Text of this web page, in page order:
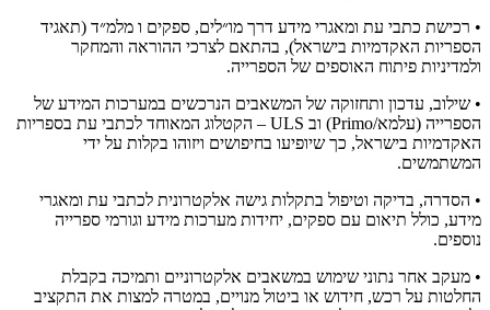
• רכישת כתבי עת ומאגרי מידע דרך מו״לים, ספקים ו מלמ״ד (תאגיד
הספריות האקדמיות בישראל), בהתאם לצרכי ההוראה והמחקר
ולמדיניות פיתוח האוספים של הספרייה.
• שילוב, עדכון ותחזוקה של המשאבים הנרכשים במערכות המידע של
הספרייה (עלמא/Primo) וב ULS – הקטלוג המאוחד לכתבי עת בספריות
האקדמיות בישראל, כך שיופיעו בחיפושים ויזוהו בקלות על ידי
המשתמשים.
• הסדרה, בדיקה וטיפול בתקלות גישה אלקטרונית לכתבי עת ומאגרי
מידע, כולל תיאום עם ספקים, יחידות מערכות מידע וגורמי ספרייה
נוספים.
• מעקב אחר נתוני שימוש במשאבים אלקטרוניים ותמיכה בקבלת
החלטות על רכש, חידוש או ביטול מנויים, במטרה למצות את התקציב